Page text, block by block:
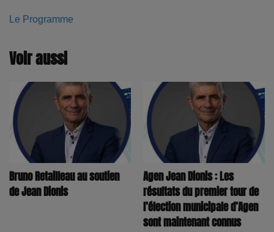
Le Programme
Voir aussi
Bruno Retailleau au soutien
de Jean Dionis
Agen Jean Dionis : Les
résultats du premier tour de
l’élection municipale d’Agen
sont maintenant connus